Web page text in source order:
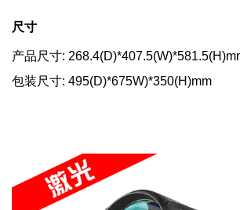
尺寸
产品尺寸:
包装尺寸: 495(D)*675W)*350(H)mm